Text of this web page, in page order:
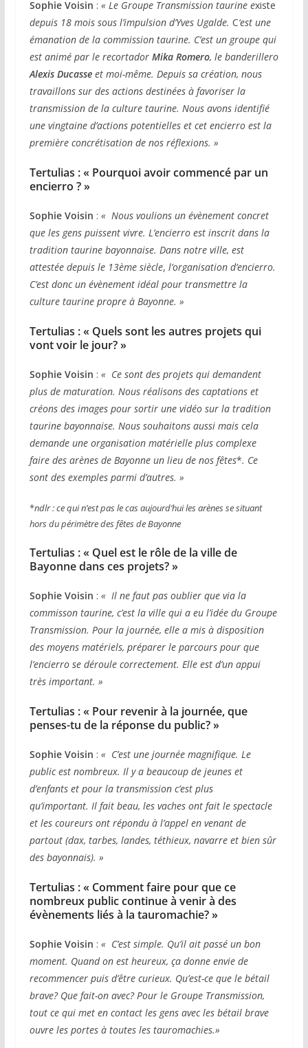
Sophie Voisin : « Le Groupe Transmission taurine existe
depuis 18 mois sous l’impulsion d’Yves Ugalde. C‘est une
émanation de la commission taurine. C’est un groupe qui
est animé par le recortador Mika Romero, le banderillero
Alexis Ducasseet moi-même. Depuis sa création, nous
travaillons sur des actions destinées à favoriser la
transmission de la culture taurine. Nous avons identifié
une vingtaine d’actions potentielles et cet encierro est la
première concrétisation de nos réflexions. »
Tertulias :« Pourquoi avoir commencé par un
encierro ? »
Sophie Voisin : « Nous voulions un évènement concret
que les gens puissent vivre. L’encierro est inscrit dans la
tradition taurine bayonnaise. Dans notre ville, est
attestée depuis le 13ème siècle, l’organisation d’encierro.
C’est donc un évènement idéal pour transmettre la
culture taurine propre à Bayonne. »
Tertulias :« Quels sont les autres projets qui
vont voir le jour? »
Sophie Voisin : « Ce sont des projets qui demandent
plus de maturation. Nous réalisons des captations et
créons des images pour sortir une vidéo sur la tradition
taurine bayonnaise. Nous souhaitons aussi mais cela
demande une organisation matérielle plus complexe
faire des arènes de Bayonne un lieu de nos fêtes*. Ce
sont des exemples parmi d’autres. »
*ndlr : ce qui n’est pas le cas aujourd’hui les arènes se situant
hors du périmètre des fêtes de Bayonne
Tertulias :« Quel est le rôle de la ville de
Bayonne dans ces projets? »
Sophie Voisin : « Il ne faut pas oublier que via la
commisson taurine, c’est la ville qui a eu l’idée du Groupe
Transmission. Pour la journée, elle a mis à disposition
des moyens matériels, préparer le parcours pour que
l’encierro se déroule correctement. Elle est d’un appui
très important. »
Tertulias :« Pour revenir à la journée, que
penses-tu de la réponse du public? »
Sophie Voisin : « C’est une journée magnifique. Le
public est nombreux. Il y a beaucoup de jeunes et
d’enfants et pour la transmission c’est plus
qu’important. Il fait beau, les vaches ont fait le spectacle
et les coureurs ont répondu à l’appel en venant de
partout (dax, tarbes, landes, téthieux, navarre et bien sûr
des bayonnais). »
Tertulias :« Comment faire pour que ce
nombreux public continue à venir à des
évènements liés à la tauromachie? »
Sophie Voisin : « C’est simple. Qu’il ait passé un bon
moment. Quand on est heureux, ça donne envie de
recommencer puis d’être curieux. Qu’est-ce que le bétail
brave? Que fait-on avec? Pour le Groupe Transmission,
tout ce qui met en contact les gens avec les bétail brave
ouvre les portes à toutes les tauromachies.»